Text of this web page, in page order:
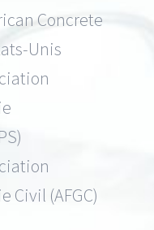
Concrete
Unis
Civil (AFGC)